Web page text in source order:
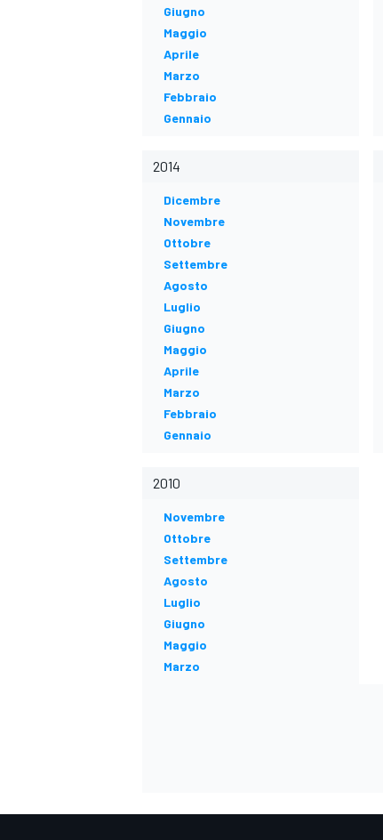
MONOPOSTO
Giugno
Maggio
Aprile
Marzo
Febbraio
Gennaio
2014
Dicembre
Novembre
Ottobre
Settembre
Agosto
Luglio
Giugno
Maggio
Aprile
Marzo
Febbraio
Gennaio
2010
Novembre
Ottobre
Settembre
Agosto
Luglio
Giugno
Maggio
Marzo